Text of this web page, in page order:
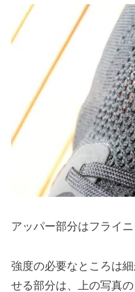
アッパー部分はフライ
強度の必要なところは
せる部分は、上の写真